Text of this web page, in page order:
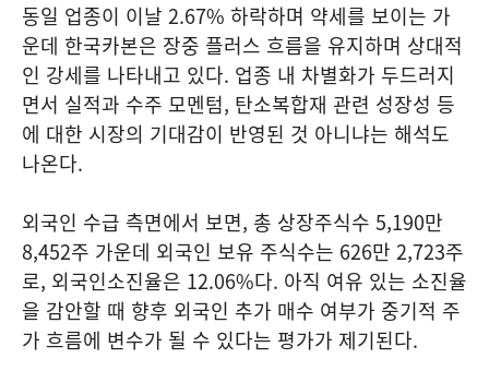
동일 업종이 이날 2.67% 하락하며 약세를 보이는 가
운데 한국카본은 장중 플러스 흐름을 유지하며 상대적
인 강세를 나타내고 있다. 업종 내 차별화가 두드러지
면서 실적과 수주 모멘텀, 탄소복합재 관련 성장성 등
에 대한 시장의 기대감이 반영된 것 아니냐는 해석도
나온다.
외국인 수급 측면에서 보면, 총 상장주식수 5,190만
8,452주 가운데 외국인 보유 주식수는 626만 2,723주
로, 외국인소진율은 12.06%다. 아직 여유 있는 소진율
을 감안할 때 향후 외국인 추가 매수 여부가 중기적 주
가 흐름에 변수가 될 수 있다는 평가가 제기된다.